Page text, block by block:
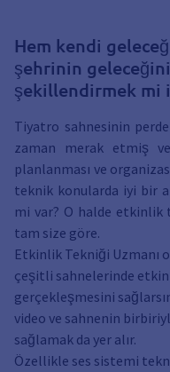
Hem kendi
şehrinin
şekillendirmek mi
Tiyatro sahnesinin
zaman merak etmiş
planlanması ve
teknik konularda iyi bir
mi var? O halde etkinlik
tam size göre.
Etkinlik Tekniği Uzmanı
çeşitli sahnelerinde
gerçekleşmesini
video ve sahnenin
sağlamak da yer alır.
Özellikle ses sistemi